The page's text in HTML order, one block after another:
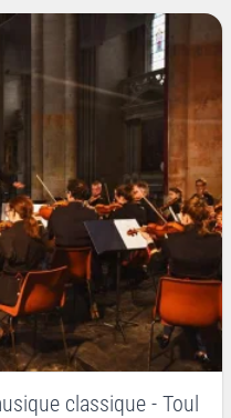
classique - Toul